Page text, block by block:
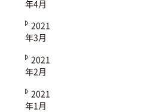
年4月
2021
年3月
2021
年2月
2021
年1月